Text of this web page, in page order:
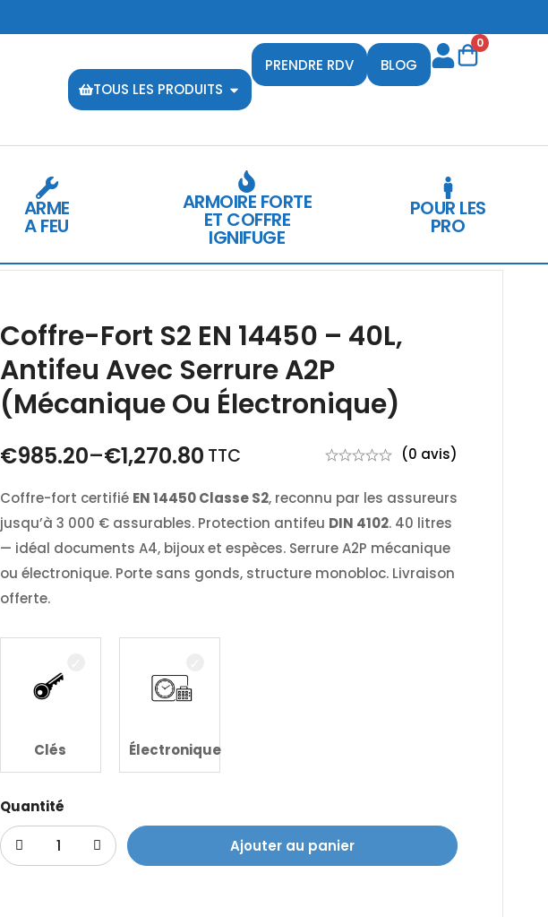
TOUS LES PRODUITS
PRENDRE RDV BLOG
0
ARME
A FEU
ARMOIRE FORTE
ET COFFRE
IGNIFUGE
POUR LES
PRO
Coffre-Fort S2 EN 14450 – 40L,
Antifeu Avec Serrure A2P
(mécanique Ou Électronique)
€985.20–€1,270.80 TTC (0 avis)
Coffre-fort certifié EN 14450 Classe S2, reconnu par les assureurs
jusqu’à 3 000 € assurables. Protection antifeu DIN 4102. 40 litres
— idéal documents A4, bijoux et espèces. Serrure A2P mécanique
ou électronique. Porte sans gonds, structure monobloc. Livraison
offerte.
Clés Électronique
Quantité
Ajouter au panier